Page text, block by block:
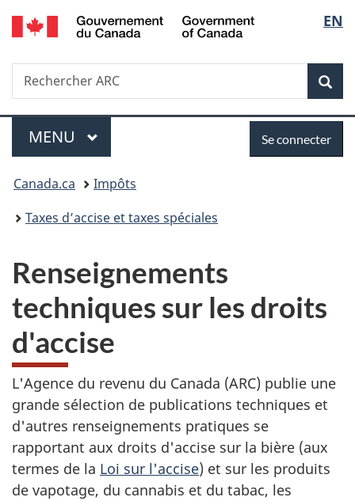
Passer
au
Passer
à
du
Passer
à
simplifiée
de
la
EN
Recherche
Rechercher
ARC
Menu
MENU PRINCIPAL
connecter
Se connecter
Vous
êtes
Canada.ca
Impôts
Taxes d’accise et taxes spéciales
Renseignements
techniques sur les droits
d'accise
L'Agence du revenu du Canada (ARC) publie une
grande sélection de publications techniques et
d'autres renseignements pratiques se
rapportant aux droits d'accise sur la bière (aux
termes de la Loi sur l'accise) et sur les produits
de vapotage, du cannabis et du tabac, les